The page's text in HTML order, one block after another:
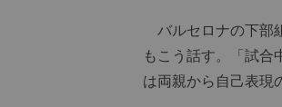
バルセロナの下部
もこう話す。「試合
は両親から自己表現